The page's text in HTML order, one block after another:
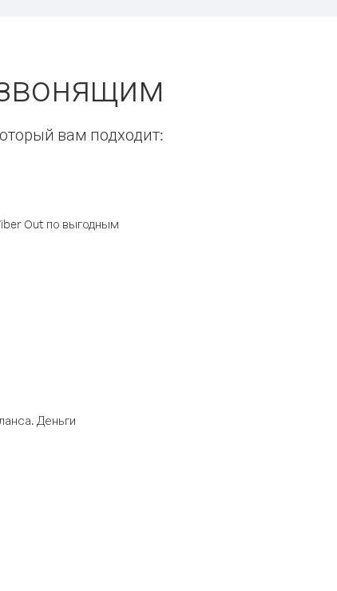
вам подходит:
Out по выгодным
Деньги